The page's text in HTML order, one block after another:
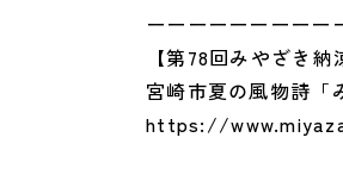
ーーーーーーーーー
【第78回みやざき納
宮崎市夏の風物詩「
https://